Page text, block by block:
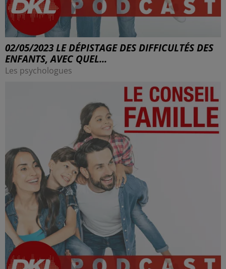
02/05/2023 LE DÉPISTAGE DES DIFFICULTÉS DES
ENFANTS, AVEC QUEL...
Les psychologues